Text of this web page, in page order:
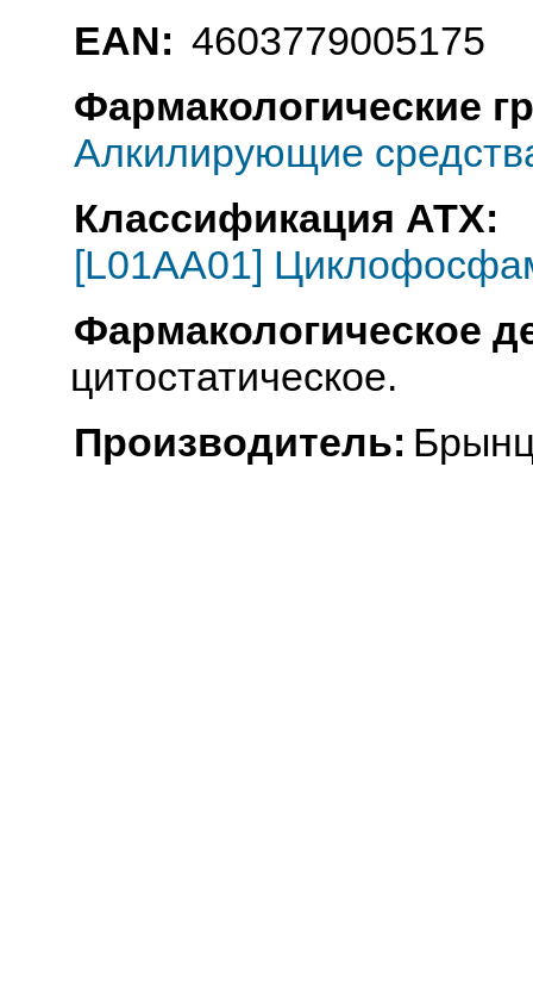
EAN: 4603779005175
Фармакологические
Алкилирующие
Классификация АТХ:
[L01AA01]
Фармакологическое
цитостатическое.
Производитель: